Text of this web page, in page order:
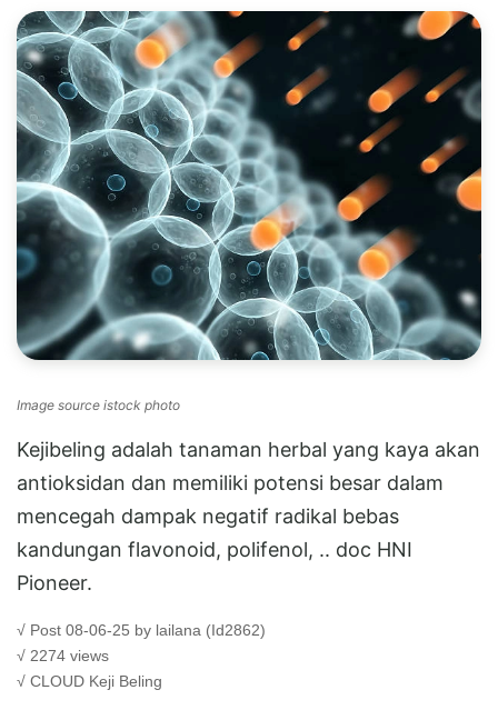
Image source istock photo
Kejibeling adalah tanaman herbal yang kaya akan
antioksidan dan memiliki potensi besar dalam
mencegah dampak negatif radikal bebas
kandungan flavonoid, polifenol, .. doc HNI
Pioneer.
√ Post 08-06-25 by lailana (Id2862)
√ 2274 views
√ CLOUD Keji Beling